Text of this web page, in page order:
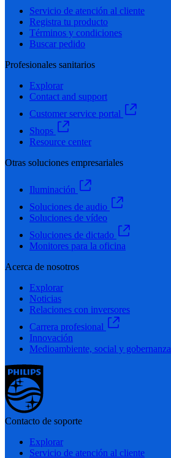
Servicio de atención al cliente
Registra tu producto
Términos y condiciones
Buscar pedido
Profesionales sanitarios
Explorar
Contact and support
Customer service portal
Shops
Resource center
Otras soluciones empresariales
Iluminación
Soluciones de audio
Soluciones de vídeo
Soluciones de dictado
Monitores para la oficina
Acerca de nosotros
Explorar
Noticias
Relaciones con inversores
Carrera profesional
Innovación
Medioambiente, social y gobernanza
Contacto de soporte
Explorar
Servicio de atención al cliente